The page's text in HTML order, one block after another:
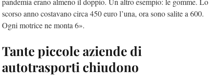
scorso anno costavano circa 450 euro l’una, ora sono salite a 600.
Ogni motrice ne monta 6».
Tante piccole aziende di
autotrasporti chiudono